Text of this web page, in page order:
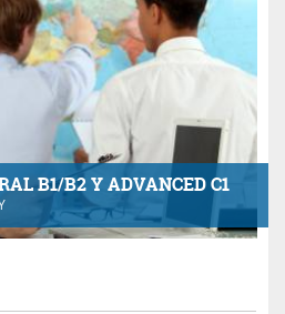
B1/B2 Y ADVANCED C1